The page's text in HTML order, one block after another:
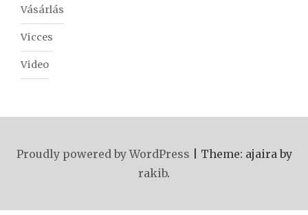
Vásárlás
Vicces
Video
Proudly powered by WordPress
Theme: ajaira by
rakib.